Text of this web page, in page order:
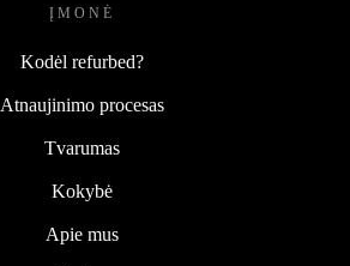
ĮMONĖ
Kodėl refurbed?
Atnaujinimo procesas
Tvarumas
Kokybė
Apie mus